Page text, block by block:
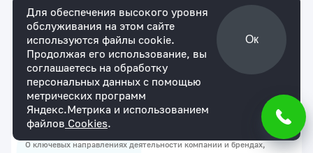
Корпоративный каталог ГК Афинара
О ключевых направлениях деятельности компании и брендах,
Для обеспечения высокого уровня
обслуживания на этом сайте
используются файлы cookie.
Продолжая его использование, вы
соглашаетесь на обработку
персональных данных с помощью
метрических программ
Яндекс.Метрика и использованием
файлов Cookies.
Ок